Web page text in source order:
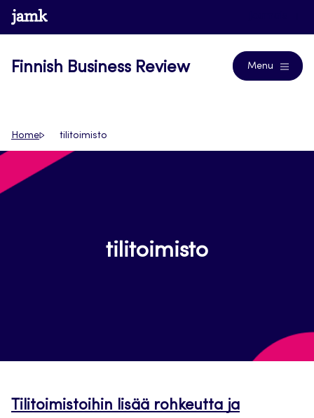
Skip
to
www.jamk.fi
Finnish Business Review Menu
Home tilitoimisto
tilitoimisto
Tilitoimistoihin lisää rohkeutta ja